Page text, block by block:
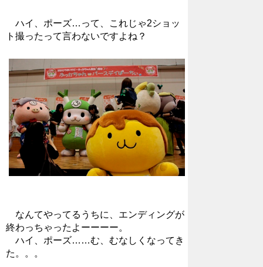
ハイ、ポーズ…って、これじゃ2ショッ
ト撮ったって言わないですよね？
なんてやってるうちに、エンディングが
終わっちゃったよーーーー。
ハイ、ポーズ……む、むなしくなってき
た。。。